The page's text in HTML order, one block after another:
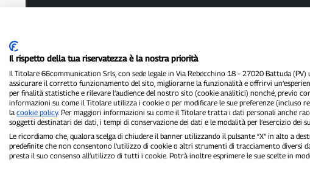
Direttore
Il rispetto della tua riservatezza è la nostra priorità
Il Titolare 66communication Srls, con sede legale in Via Rebecchino 18 – 27020 Battuda
assicurare il corretto funzionamento del sito, migliorarne la funzionalità e offrirvi
per finalità statistiche e rilevare l’audience del nostro sito (cookie analitici) nonché, previo
informazioni su come il Titolare utilizza i cookie o per modificare le sue preferenze (incluso
la cookie policy. Per maggiori informazioni su come il Titolare tratta i dati personali anche
soggetti destinatari dei dati, i tempi di conservazione dei dati e le modalità per l’esercizio dei
Le ricordiamo che, qualora scelga di chiudere il banner utilizzando il pulsante “X” in alto a
predefinite che non consentono l’utilizzo di cookie o altri strumenti di tracciamento diversi
presta il suo consenso all’utilizzo di tutti i cookie. Potrà inoltre esprimere le sue scelte in